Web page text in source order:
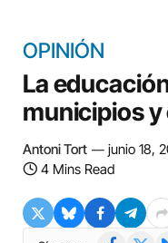
OPINIÓN
La
municipios
Antoni Tort junio 18,
4 Mins Read
Facebook